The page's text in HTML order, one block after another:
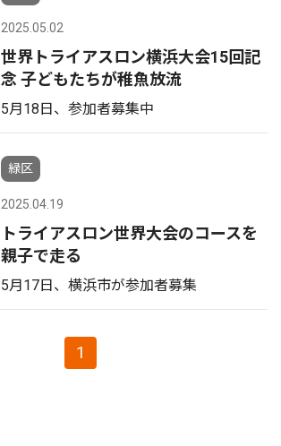
2025.05.02
世界トライアスロン横浜大会15回記
念 子どもたちが稚魚放流
5月18日、参加者募集中
緑区
2025.04.19
トライアスロン世界大会のコースを
親子で走る
5月17日、横浜市が参加者募集
1